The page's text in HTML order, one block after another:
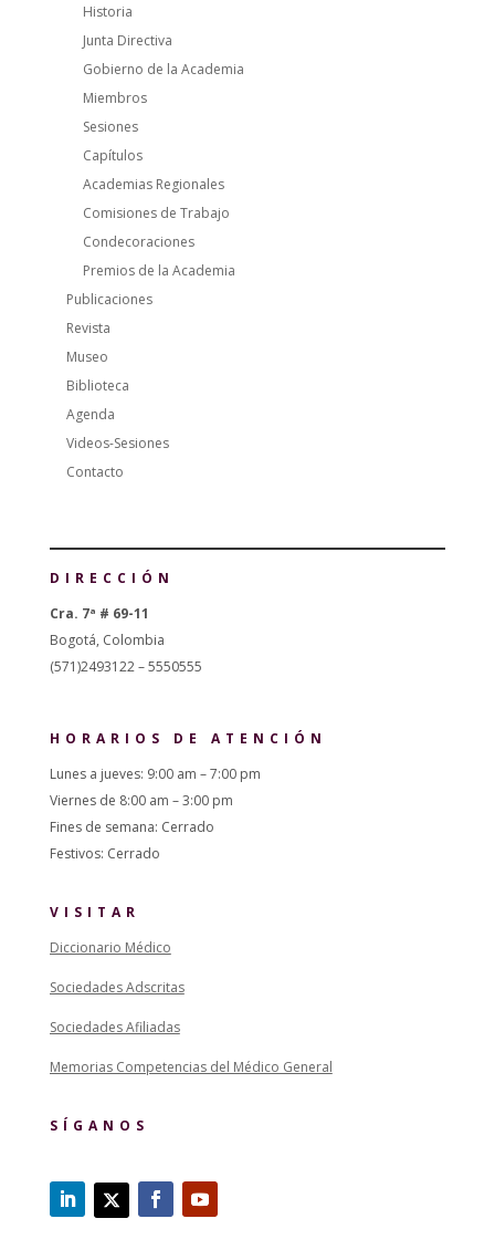
Historia
Junta Directiva
Gobierno de la Academia
Miembros
Sesiones
Capítulos
Academias Regionales
Comisiones de Trabajo
Condecoraciones
Premios de la Academia
Publicaciones
Revista
Museo
Biblioteca
Agenda
Videos-Sesiones
Contacto
DIRECCIÓN
Cra. 7ª # 69-11
Bogotá, Colombia
(571)2493122 – 5550555
HORARIOS DE ATENCIÓN
Lunes a jueves: 9:00 am – 7:00 pm
Viernes de 8:00 am – 3:00 pm
Fines de semana: Cerrado
Festivos: Cerrado
VISITAR
Diccionario Médico
Sociedades Adscritas
Sociedades Afiliadas
Memorias Competencias del Médico General
SÍGANOS